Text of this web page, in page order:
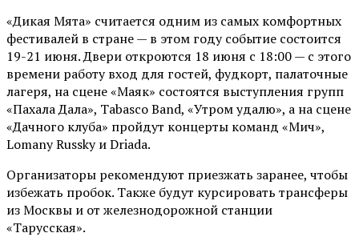
«Дикая Мята» считается одним из самых комфортных
фестивалей в стране — в этом году событие состоится
19-21 июня. Двери откроются 18 июня с 18:00 — с этого
времени работу вход для гостей, фудкорт, палаточные
лагеря, на сцене «Маяк» состоятся выступления групп
«Пахала Дала», Tabasco Band, «Утром удалю», а на сцене
«Дачного клуба» пройдут концерты команд «Мич»,
Lomany Russky и Driada.
Организаторы рекомендуют приезжать заранее, чтобы
избежать пробок. Также будут курсировать трансферы
из Москвы и от железнодорожной станции
«Тарусская».